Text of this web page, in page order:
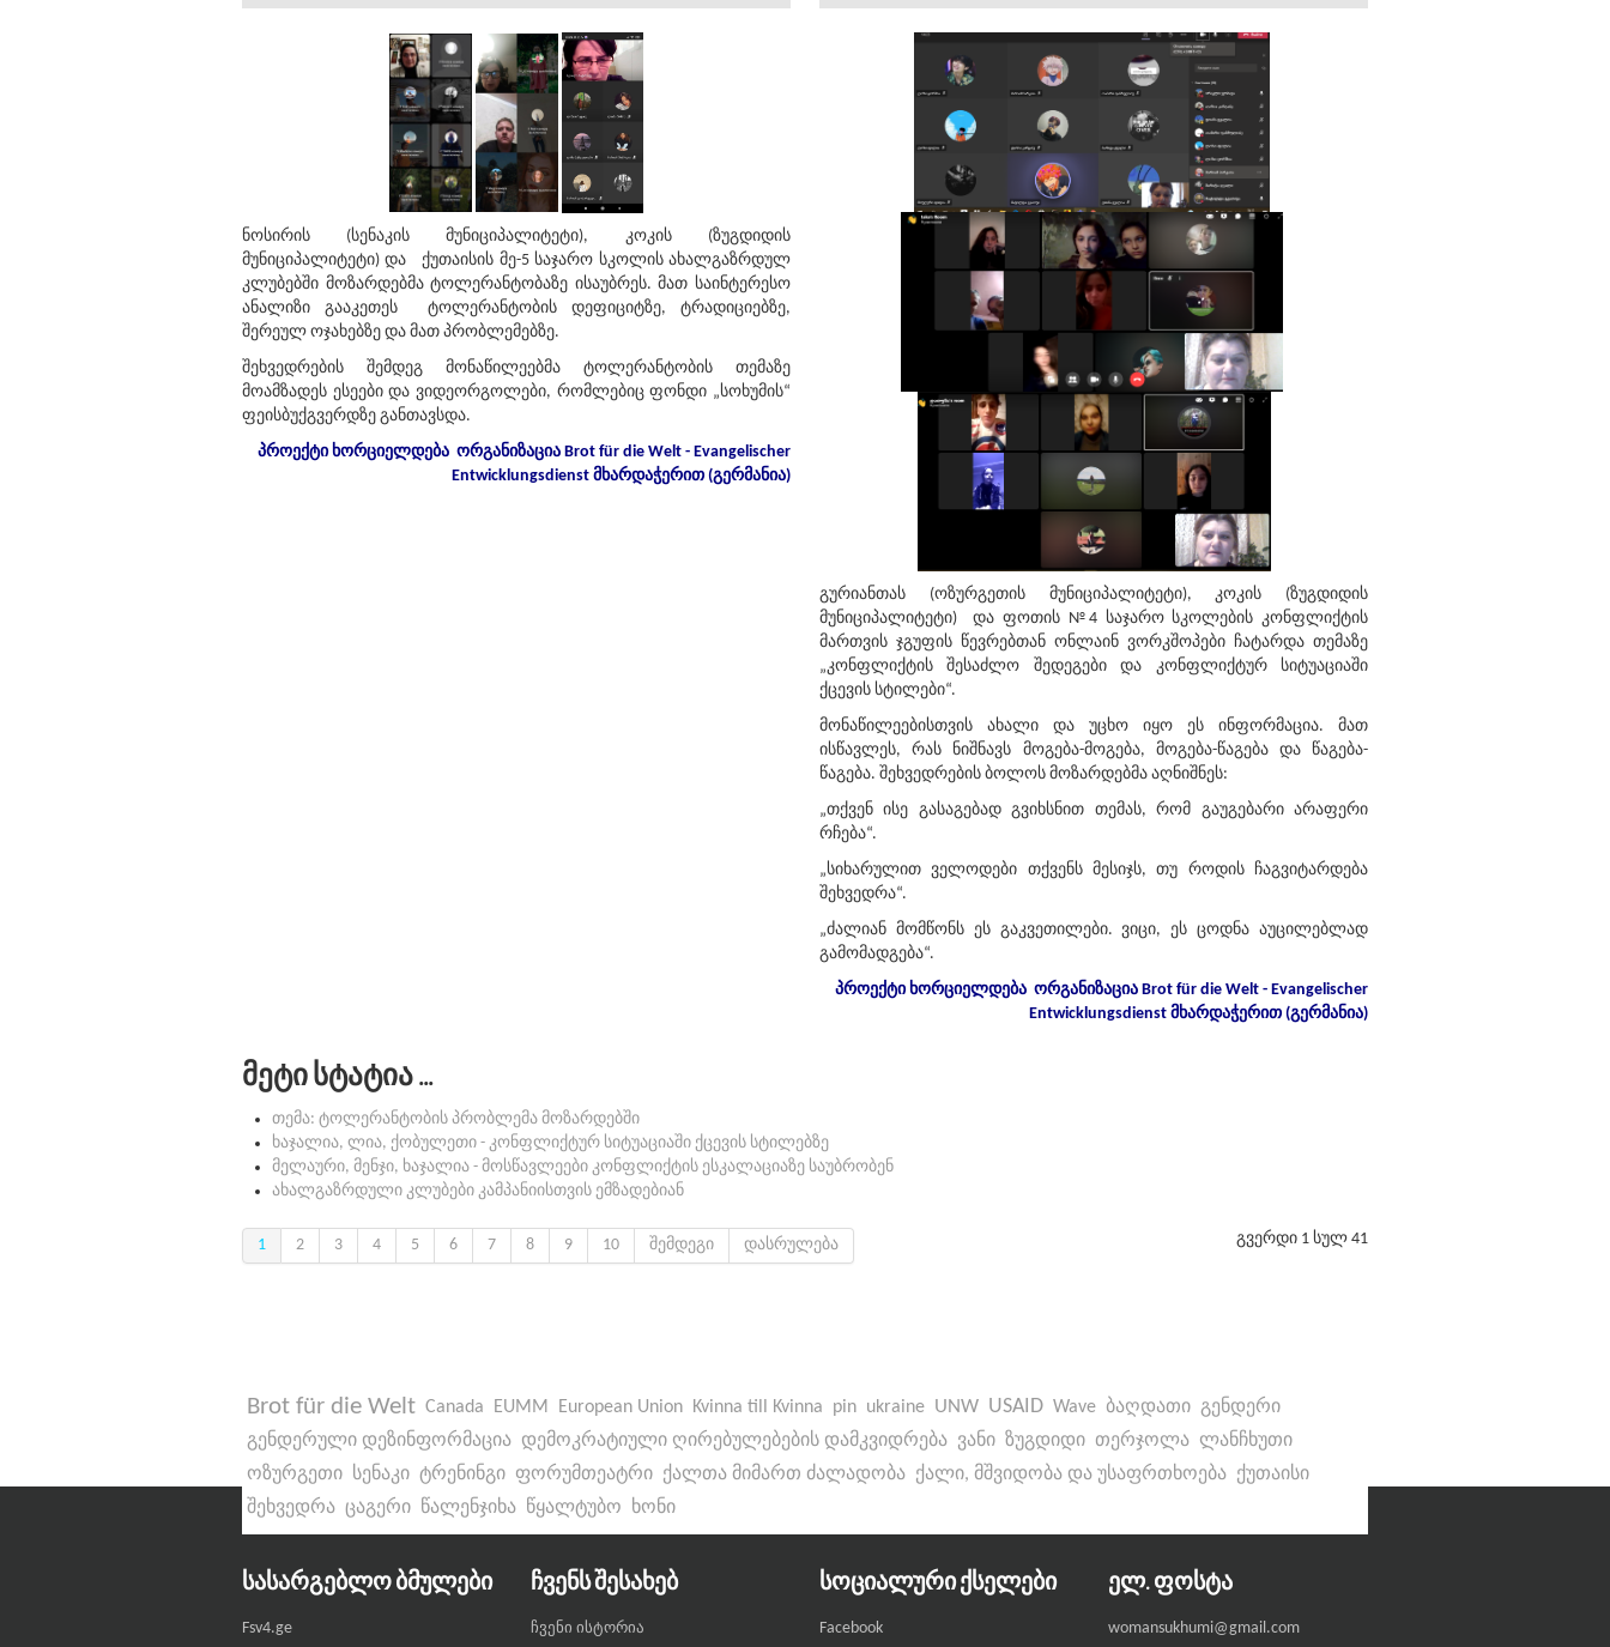
ნოსირის (სენაკის მუნიციპალიტეტი), კოკის (ზუგდიდის
მუნიციპალიტეტი) და ქუთაისის მე-5 საჯარო სკოლის ახალგაზრდულ
კლუბებში მოზარდებმა ტოლერანტობაზე ისაუბრეს. მათ საინტერესო
ანალიზი გააკეთეს ტოლერანტობის დეფიციტზე, ტრადიციებზე,
შერეულ ოჯახებზე და მათ პრობლემებზე.
შეხვედრების შემდეგ მონაწილეებმა ტოლერანტობის თემაზე
მოამზადეს ესეები და ვიდეორგოლები, რომლებიც ფონდი „სოხუმის“
ფეისბუქგვერდზე განთავსდა.
პროექტი ხორციელდება ორგანიზაციაBrot für die Welt - Evangelischer
Entwicklungsdienst მხარდაჭერით(გერმანია)
გურიანთას (ოზურგეთის მუნიციპალიტეტი), კოკის (ზუგდიდის
მუნიციპალიტეტი) და ფოთის №4 საჯარო სკოლების კონფლიქტის
მართვის ჯგუფის წევრებთან ონლაინ ვორკშოპები ჩატარდა თემაზე
„კონფლიქტის შესაძლო შედეგები და კონფლიქტურ სიტუაციაში
ქცევის სტილები“.
მონაწილეებისთვის ახალი და უცხო იყო ეს ინფორმაცია. მათ
ისწავლეს, რას ნიშნავს მოგება-მოგება, მოგება-წაგება და წაგება-
წაგება. შეხვედრების ბოლოს მოზარდებმა აღნიშნეს:
„თქვენ ისე გასაგებად გვიხსნით თემას, რომ გაუგებარი არაფერი
რჩება“.
„სიხარულით ველოდები თქვენს მესიჯს, თუ როდის ჩაგვიტარდება
შეხვედრა“.
„ძალიან მომწონს ეს გაკვეთილები. ვიცი, ეს ცოდნა აუცილებლად
გამომადგება“.
პროექტი ხორციელდება ორგანიზაციაBrot für die Welt - Evangelischer
Entwicklungsdienst მხარდაჭერით(გერმანია)
მეტი სტატია ...
თემა: ტოლერანტობის პრობლემა მოზარდებში
ხაჯალია, ლია, ქობულეთი - კონფლიქტურ სიტუაციაში ქცევის სტილებზე
მელაური, მენჯი, ხაჯალია - მოსწავლეები კონფლიქტის ესკალაციაზე საუბრობენ
ახალგაზრდული კლუბები კამპანიისთვის ემზადებიან
გვერდი 1 სულ 41
1 2 3 4 5 6 7 8 9 10 შემდეგი დასრულება
Brot für die Welt Canada EUMM European Union Kvinna till Kvinna pin ukraine UNW USAID Wave ბაღდათი გენდერი
გენდერული დეზინფორმაცია დემოკრატიული ღირებულებების დამკვიდრება ვანი ზუგდიდი თერჯოლა ლანჩხუთი
ოზურგეთი სენაკი ტრენინგი ფორუმთეატრი ქალთა მიმართ ძალადობა ქალი, მშვიდობა და უსაფრთხოება ქუთაისი
შეხვედრა ცაგერი წალენჯიხა წყალტუბო ხონი
ᲡᲐᲡᲐᲠᲒᲔᲑᲚᲝ ᲑᲛᲣᲚᲔᲑᲘ
Fsv4.ge
ᲩᲕᲔᲜᲡ ᲨᲔᲡᲐᲮᲔᲑ
ჩვენი ისტორია
ᲡᲝᲪᲘᲐᲚᲣᲠᲘ ᲥᲡᲔᲚᲔᲑᲘ
Facebook
ᲔᲚ. ᲤᲝᲡᲢᲐ
womansukhumi@gmail.com